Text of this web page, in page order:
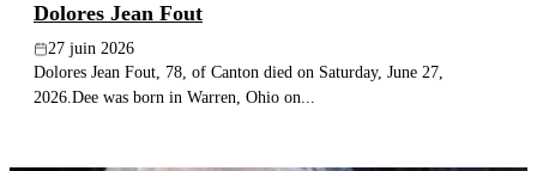
Dolores Jean Fout
27 juin 2026
Dolores Jean Fout, 78, of Canton died on Saturday, June 27,
2026.Dee was born in Warren, Ohio on...